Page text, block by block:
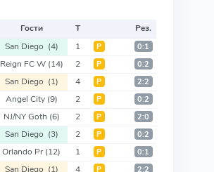
Гости Т
Рез.
San Diego (4) 1 Р 0:1
Reign FC W (14) 2 Р 0:2
San Diego (1) 4 Р 2:2
Angel City (9) 2 Р 0:2
NJ/NY Goth (6) 2 Р 2:0
San Diego (3) 2 Р 0:2
Orlando Pr(12) 1 Р 0:1
San Diego (1) 4 Р 2:2